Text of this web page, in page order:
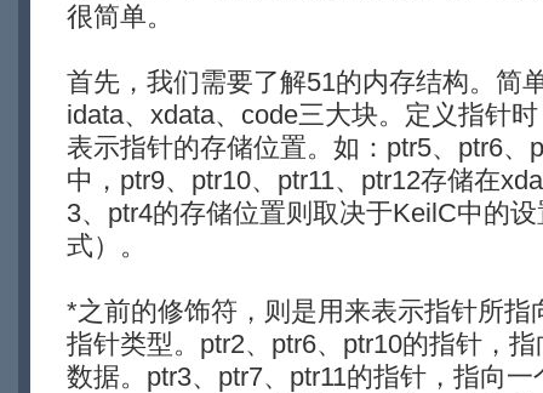
很简单。
首先，我们需要了解51的内存结构。简
idata、xdata、code三大块。定义指针
表示指针的存储位置。如：ptr5、ptr6、
中，ptr9、ptr10、ptr11、ptr12存储在
3、ptr4的存储位置则取决于KeilC中的
式）。
*之前的修饰符，则是用来表示指针所指
指针类型。ptr2、ptr6、ptr10的指针，
数据。ptr3、ptr7、ptr11的指针，指向